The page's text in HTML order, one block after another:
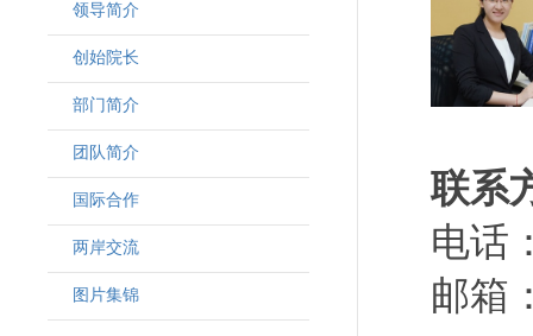
领导简介
· 韩晶磊副院长
· 周勇副院长
· 林勇新副院长
创始院长
部门简介
团队简介
· 客座教授
· 访问学者
国际合作
两岸交流
图片集锦
联系
电话
邮箱